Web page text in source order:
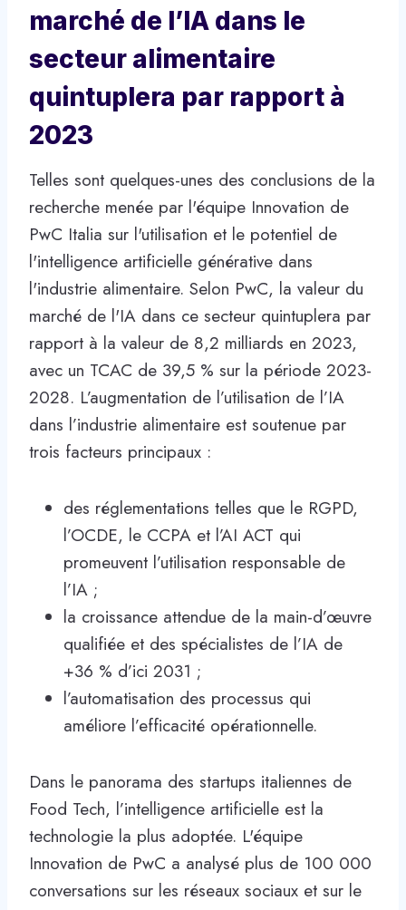
marché de l’IA dans le
secteur alimentaire
quintuplera par rapport à
2023
Telles sont quelques-unes des conclusions de la
recherche menée par l'équipe Innovation de
PwC Italia sur l'utilisation et le potentiel de
l'intelligence artificielle générative dans
l'industrie alimentaire. Selon PwC, la valeur du
marché de l'IA dans ce secteur quintuplera par
rapport à la valeur de 8,2 milliards en 2023,
avec un TCAC de 39,5 % sur la période 2023-
2028. L’augmentation de l’utilisation de l’IA
dans l’industrie alimentaire est soutenue par
trois facteurs principaux :
des réglementations telles que le RGPD,
l’OCDE, le CCPA et l’AI ACT qui
promeuvent l’utilisation responsable de
l’IA ;
la croissance attendue de la main-d’œuvre
qualifiée et des spécialistes de l’IA de
+36 % d’ici 2031 ;
l’automatisation des processus qui
améliore l’efficacité opérationnelle.
Dans le panorama des startups italiennes de
Food Tech, l’intelligence artificielle est la
technologie la plus adoptée. L'équipe
Innovation de PwC a analysé plus de 100 000
conversations sur les réseaux sociaux et sur le